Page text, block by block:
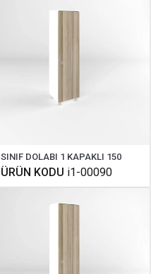
SINIF DOLABI 1 KAPAKLI 150
ÜRÜN KODU i1-00090